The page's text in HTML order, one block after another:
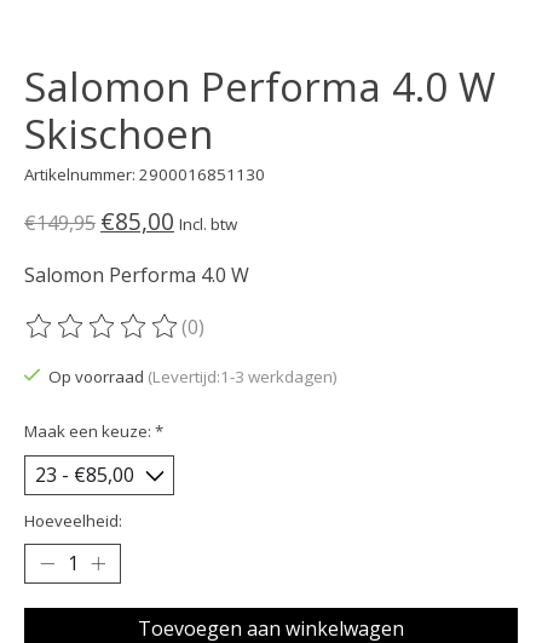
Salomon Performa 4.0 W
Skischoen
Artikelnummer: 2900016851130
€149,95 €85,00 Incl. btw
Salomon Performa 4.0 W
De beoordeling van dit product is
(0)
Op voorraad (Levertijd:1-3 werkdagen)
Maak een keuze: *
Hoeveelheid:
Toevoegen aan winkelwagen